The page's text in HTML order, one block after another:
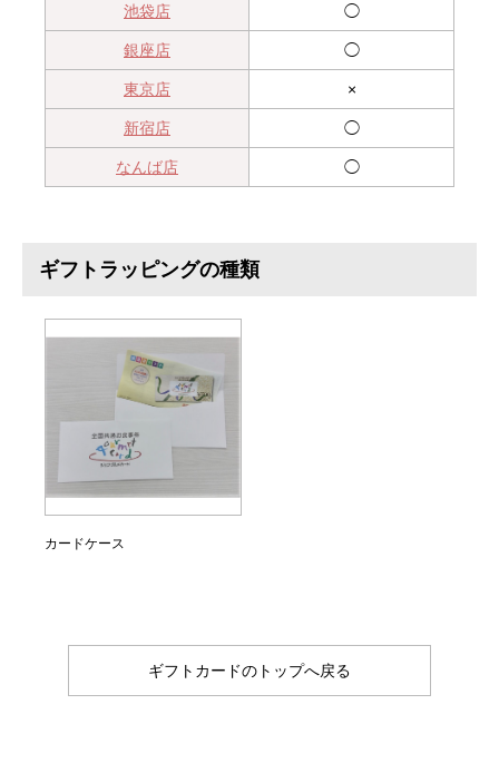
池袋店 ◯
銀座店 ◯
東京店 ×
新宿店 ◯
なんば店 ◯
ギフトラッピングの種類
カードケース
ギフトカードのトップへ戻る